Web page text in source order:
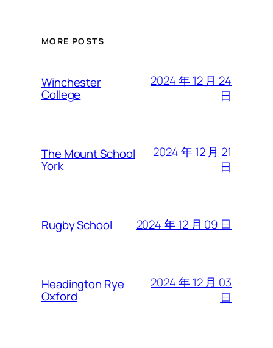
MORE POSTS
Winchester
College
2024 年 12 月 24
日
The Mount School
York
2024 年 12 月 21
日
Rugby School 2024 年 12 月 09 日
Headington Rye
Oxford
2024 年 12 月 03
日